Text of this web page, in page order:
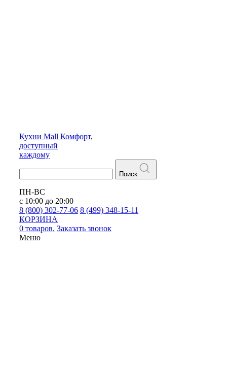
Кухни Mall Комфорт,
доступный
каждому
Поиск
ПН-ВС
с 10:00 до 20:00
8 (800) 302-77-06 8 (499) 348-15-11
КОРЗИНА
0 товаров. Заказать звонок
Меню